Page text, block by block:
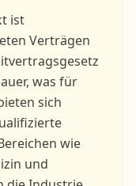
ist
Verträgen
was für
sich
wie
und